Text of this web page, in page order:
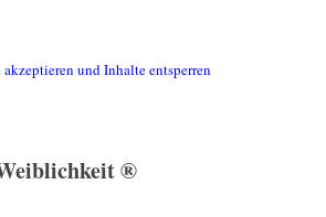
und Inhalte entsperren
®